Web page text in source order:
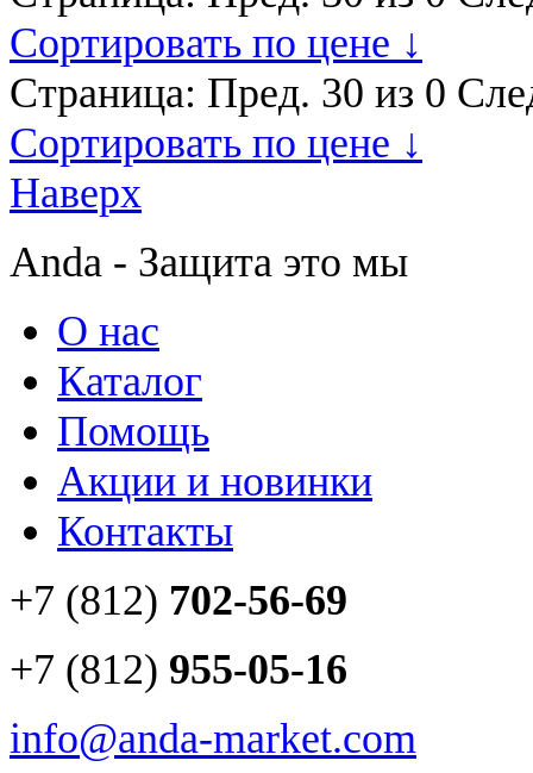
Сортировать по цене ↓
Страница: Пред. 30 из 0
Сортировать по цене ↓
Наверх
Anda - Защита это мы
О нас
Каталог
Помощь
Акции и новинки
Контакты
+7 (812) 702-56-69
+7 (812) 955-05-16
info@anda-market.com